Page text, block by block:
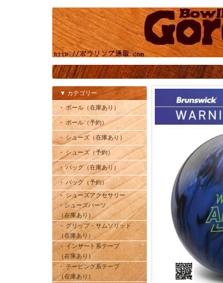
▼ カテゴリー
・ ボール（在庫あり）
・ ボール（予約）
・ シューズ（在庫あり）
・ シューズ（予約）
・ バッグ（在庫あり）
・ バッグ（予約）
・ シューズアクセサリー
・シューズパーツ
（在庫あり）
・ グリップ・サムソリッド
（在庫あり）
・ インサート系テープ
（在庫あり）
・ テーピング系テープ
（在庫あり）